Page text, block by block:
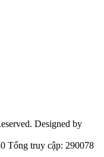
Designed by
Tổng truy cập: 290078